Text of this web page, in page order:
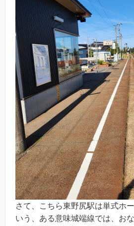
さて、こちら東野尻駅は単式ホ
いう、ある意味城端線では、お